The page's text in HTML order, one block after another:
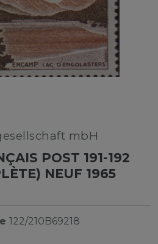
mbH
POST 191-192
NEUF 1965
122/210B69218